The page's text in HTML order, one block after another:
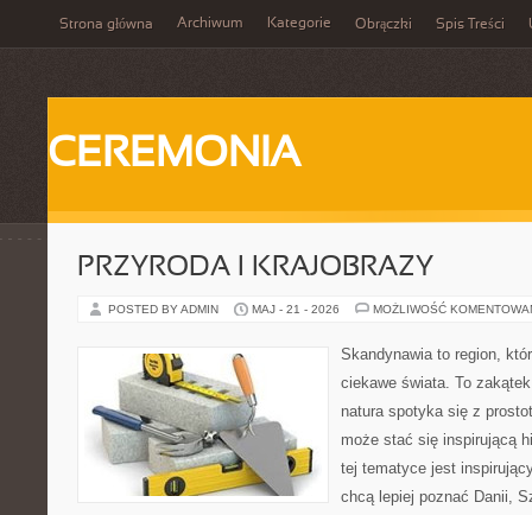
Strona główna Archiwum Kategorie Obrączki Spis Treści
CEREMONIA
PRZYRODA I KRAJOBRAZY
POSTED BY ADMIN MAJ - 21 - 2026 MOŻLIWOŚĆ
Skandynawia to region,
ciekawe świata. To
natura spotyka się z
może stać się inspirującą
tej tematyce jest
chcą lepiej poznać Danii,